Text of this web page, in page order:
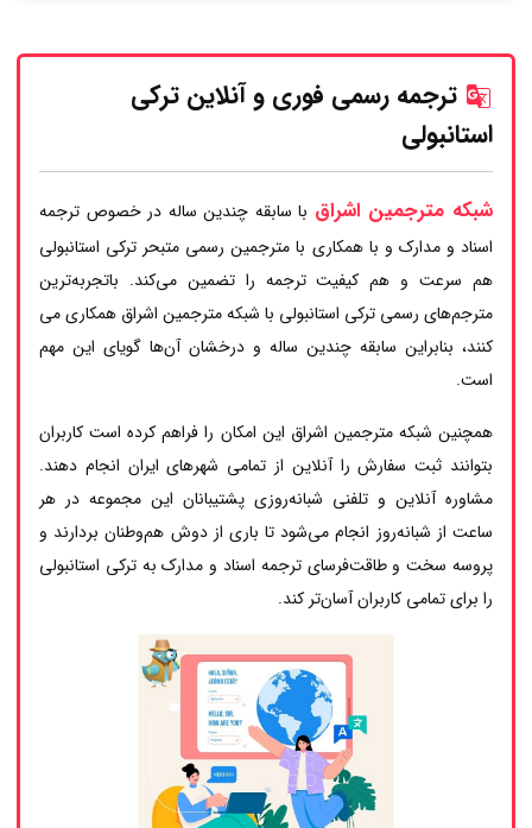
ترجمه رسمی فوری و آنلاین ترکی
استانبولی
شبکه مترجمین اشراق با سابقه چندین ساله در خصوص ترجمه
اسناد و مدارک و با همکاری با مترجمین رسمی متبحر ترکی استانبولی
هم سرعت و هم کیفیت ترجمه را تضمین می‌کند. باتجربه‌ترین
مترجم‌های رسمی ترکی استانبولی با شبکه مترجمین اشراق همکاری می
کنند، بنابراین سابقه چندین ساله و درخشان آن‌ها گویای این مهم
است.
همچنین شبکه مترجمین اشراق این امکان را فراهم کرده است کاربران
بتوانند ثبت سفارش را آنلاین از تمامی شهرهای ایران انجام دهند.
مشاوره آنلاین و تلفنی شبانه‌روزی پشتیبانان این مجموعه در هر
ساعت از شبانه‌روز انجام می‌شود تا باری از دوش هم‌وطنان بردارند و
پروسه سخت و طاقت‌فرسای ترجمه اسناد و مدارک به ترکی استانبولی
را برای تمامی کاربران آسان‌تر کند.